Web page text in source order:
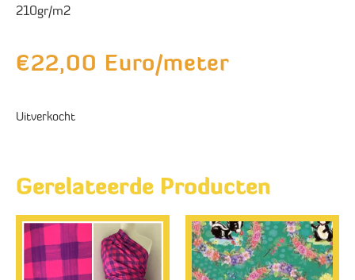
210gr/m2
€22,00 Euro/meter
Uitverkocht
Gerelateerde Producten